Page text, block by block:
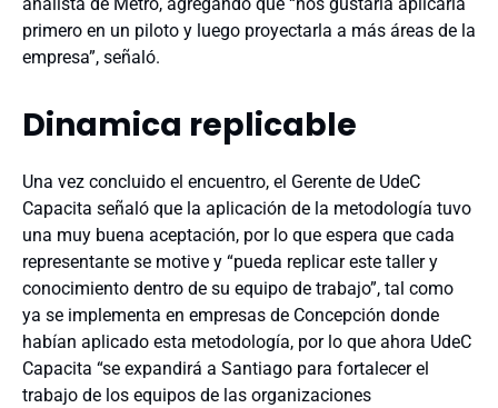
primero en un piloto y luego proyectarla a más áreas de la
empresa”, señaló.
Dinamica replicable
Una vez concluido el encuentro, el Gerente de UdeC
Capacita señaló que la aplicación de la metodología tuvo
una muy buena aceptación, por lo que espera que cada
representante se motive y “pueda replicar este taller y
conocimiento dentro de su equipo de trabajo”, tal como
ya se implementa en empresas de Concepción donde
habían aplicado esta metodología, por lo que ahora UdeC
Capacita “se expandirá a Santiago para fortalecer el
trabajo de los equipos de las organizaciones